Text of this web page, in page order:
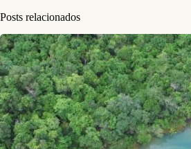
Posts relacionados